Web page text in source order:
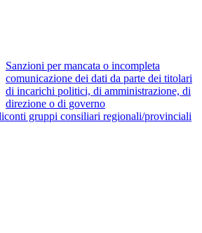
Sanzioni per mancata o incompleta
comunicazione dei dati da parte dei titolari
di incarichi politici, di amministrazione, di
direzione o di governo
gruppi consiliari regionali/provinciali